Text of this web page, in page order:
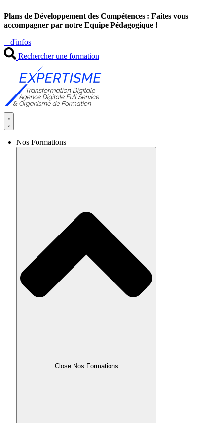
au
contenu
Plans de Développement des Compétences : Faites vous
accompagner par notre Equipe Pédagogique !
+ d'infos
Rechercher une formation
Nos Formations
Close Nos Formations